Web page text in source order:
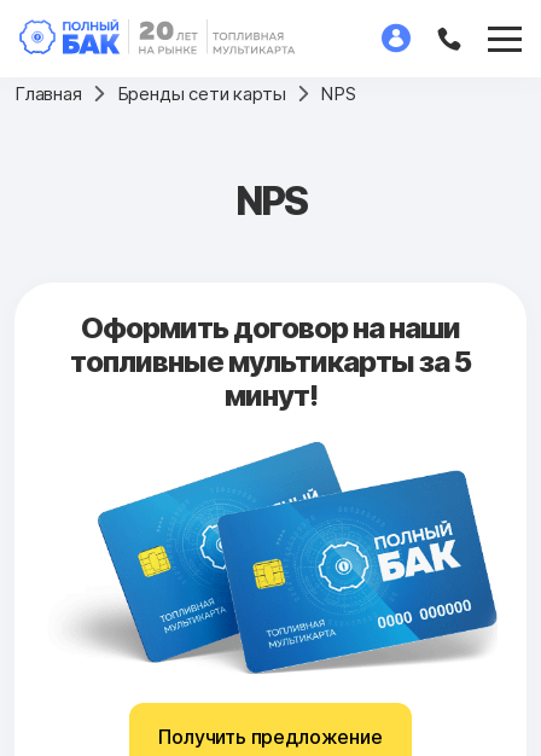
Главная Бренды сети карты NPS
NPS
Оформить договор на наши
топливные мультикарты за 5
минут!
Получить предложение